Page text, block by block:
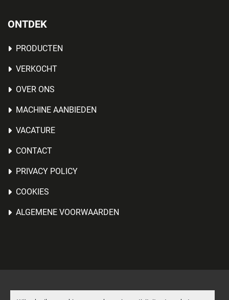
ONTDEK
PRODUCTEN
VERKOCHT
OVER ONS
MACHINE AANBIEDEN
VACATURE
CONTACT
PRIVACY POLICY
COOKIES
ALGEMENE VOORWAARDEN